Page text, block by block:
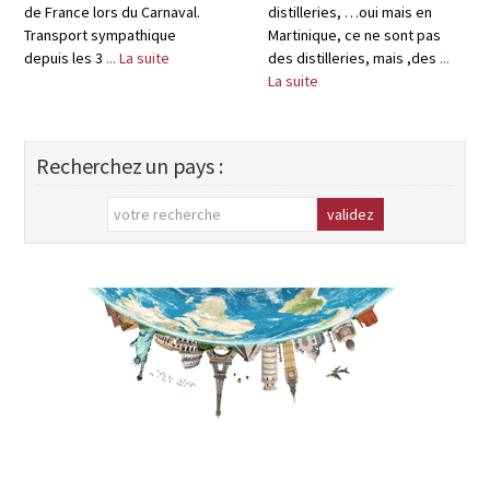
de France lors du Carnaval.
Transport sympathique
depuis les 3 ... La suite
distilleries, …oui mais en
Martinique, ce ne sont pas
des distilleries, mais ,des ...
La suite
Recherchez un pays :